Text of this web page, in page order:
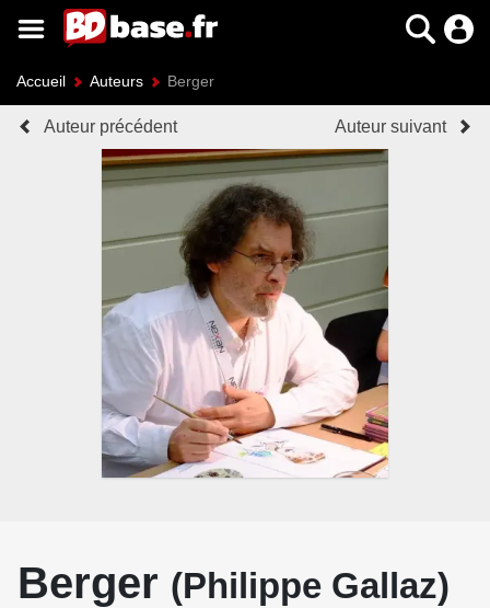
Accueil Auteurs Berger
Auteur précédent Auteur suivant
Berger (Philippe Gallaz)